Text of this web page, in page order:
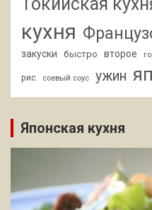
кухня
закуски
быстро второе
рис соевый соус ужин
Японская кухня